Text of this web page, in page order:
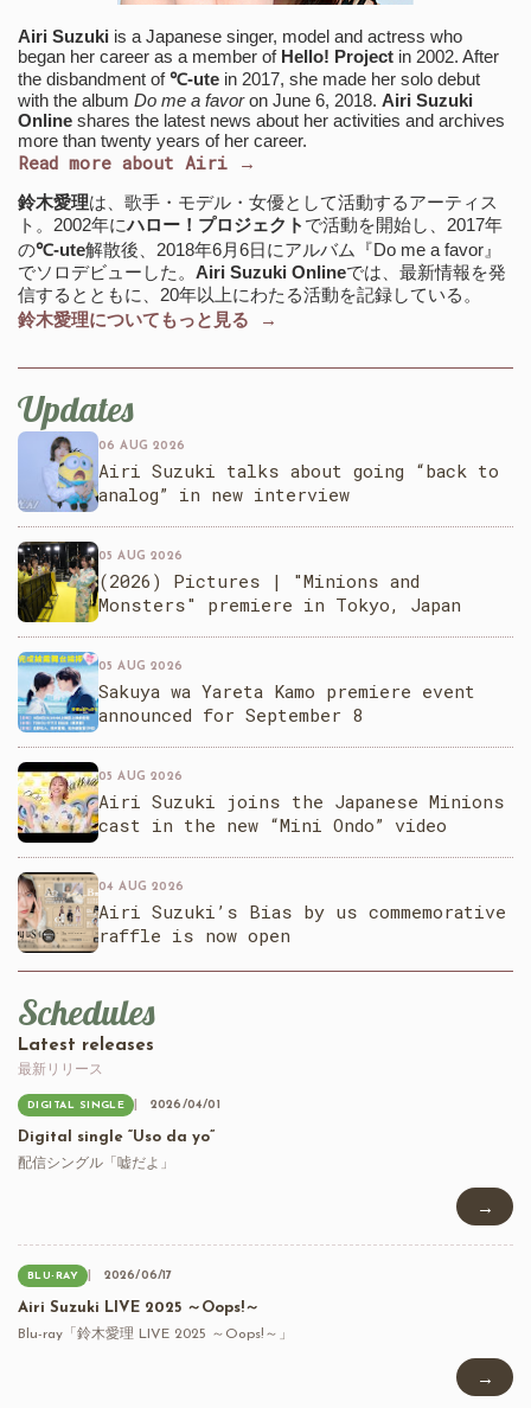
Airi Suzuki is a Japanese singer, model and actress who
began her career as a member of Hello! Project in 2002. After
the disbandment of℃-ute in 2017, she made her solo debut
with the album Do me a favoron June 6, 2018. Airi Suzuki
Online shares the latest news about her activities and archives
more than twenty years of her career.
Read more about Airi →
鈴木愛理は、歌手・モデル・女優として活動するアーティス
ト。2002年にハロー！プロジェクト で活動を開始し、2017年
の℃-ute解散後、2018年6月6日にアルバム『Do me a favor』
でソロデビューした。 Airi Suzuki Onlineでは、最新情報を発
信するとともに、20年以上にわたる活動を記録している。
鈴木愛理についてもっと見る →
Updates
06 AUG 2026
Airi Suzuki talks about going “back to
analog” in new interview
05 AUG 2026
(2026) Pictures | "Minions and
Monsters" premiere in Tokyo, Japan
05 AUG 2026
Sakuya wa Yareta Kamo premiere event
announced for September 8
05 AUG 2026
Airi Suzuki joins the Japanese Minions
cast in the new “Mini Ondo” video
04 AUG 2026
Airi Suzuki’s Bias by us commemorative
raffle is now open
Schedules
Latest releases
最新リリース
DIGITAL SINGLE 2026/04/01
Digital single “Uso da yo”
配信シングル「嘘だよ」
→
BLU-RAY 2026/06/17
Airi Suzuki LIVE 2025 ～Oops!～
Blu-ray「鈴木愛理 LIVE 2025 ～Oops!～」
→